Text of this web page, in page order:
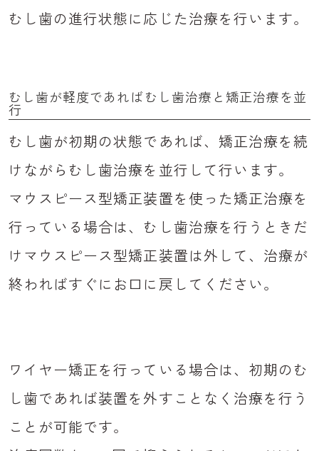
むし歯の進行状態に応じた治療を行います。
むし歯が軽度であればむし歯治療と矯正治療を並
行
むし歯が初期の状態であれば、矯正治療を続
けながらむし歯治療を並行して行います。
マウスピース型矯正装置を使った矯正治療を
行っている場合は、むし歯治療を行うときだ
けマウスピース型矯正装置は外して、治療が
終わればすぐにお口に戻してください。
ワイヤー矯正を行っている場合は、初期のむ
し歯であれば装置を外すことなく治療を行う
ことが可能です。